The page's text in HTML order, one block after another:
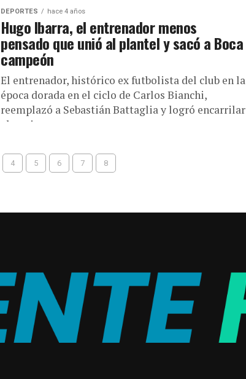
DEPORTES hace 4 años
Hugo Ibarra, el entrenador menos
pensado que unió al plantel y sacó a Boca
campeón
El entrenador, histórico ex futbolista del club en la
época dorada en el ciclo de Carlos Bianchi,
reemplazó a Sebastián Battaglia y logró encarrilar
al equipo...
4 5 6 7 8